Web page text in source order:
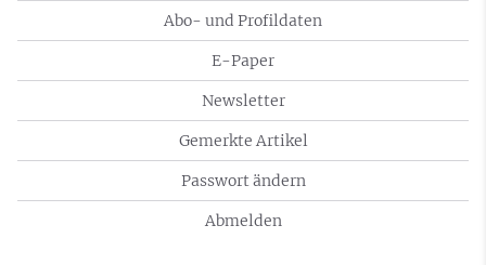
Abo- und Profildaten
E-Paper
Newsletter
Gemerkte Artikel
Passwort ändern
Abmelden